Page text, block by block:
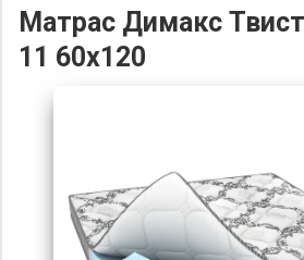
Матрас Димакс
11 60х120